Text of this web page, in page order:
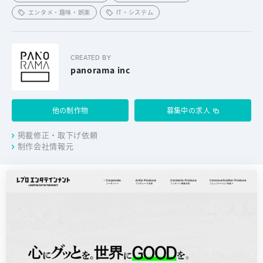
エンタメ・趣味・娯楽 IT・システム
CREATED BY
panorama inc
他の制作物 募集中の求人
掲載修正・取下げ依頼
制作会社情報元